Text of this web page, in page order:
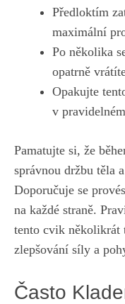
Předloktím
maximální
Po několika
opatrně⁢
Opakujte
v
Pamatujte⁢ si, že
správnou​ držbu ⁢těla
Doporučuje‍ se
na⁤ každé ​straně.
tento cvik ⁢několikrát⁣
zlepšování síly ‍a
Často